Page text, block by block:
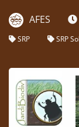
AFES
SRP SRP